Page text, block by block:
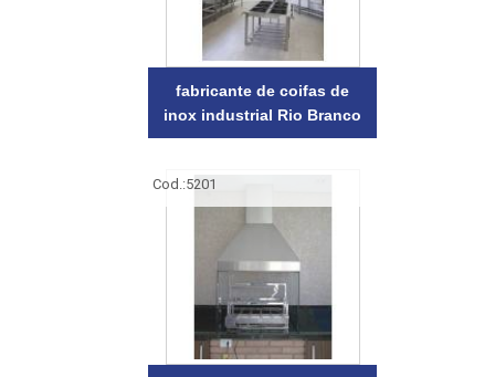
fabricante de coifas de
inox industrial Rio Branco
Cod.:5201